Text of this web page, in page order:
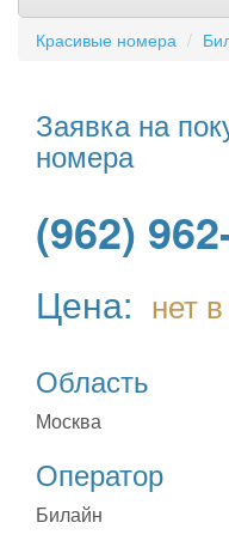
Красивые номера
Заявка на
номера
(962)
Цена: нет
Область
Москва
Оператор
Билайн